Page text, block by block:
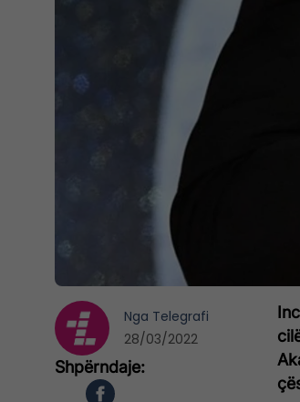
Nga Telegrafi
28/03/2022